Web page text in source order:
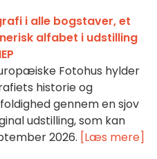
i alle bogstaver, et
alfabet i udstilling
Fotohus hylder
historie og
gennem en sjov
udstilling, som kan
2026. [Læs mere]